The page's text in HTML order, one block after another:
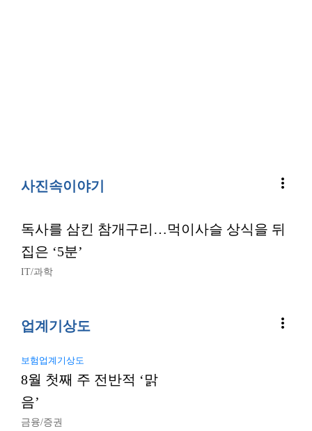
사진속이야기 more_vert
독사를 삼킨 참개구리…먹이사슬 상식을 뒤
집은 ‘5분’
IT/과학
업계기상도 more_vert
보험업계기상도
8월 첫째 주 전반적 ‘맑
음’
금융/증권